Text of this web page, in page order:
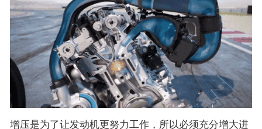
增压是为了让发动机更努力工作，所以必须充分增大进